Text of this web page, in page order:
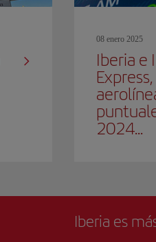
08 enero 2025
Iberia e
Express,
2024...
Iberia es